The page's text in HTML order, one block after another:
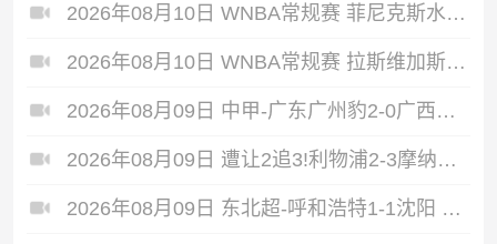
2026年08月10日 WNBA常规赛 菲尼克斯水星 75 - 95 华盛顿神秘人 全场集锦
2026年08月10日 WNBA常规赛 拉斯维加斯王牌 71 - 111 纽约自由人 全场集锦
2026年08月09日 中甲-广东广州豹2-0广西恒宸8分领跑 卡马拉传射若昂·卡洛斯破门
2026年08月09日 遭让2追3!利物浦2-3摩纳哥季前2连败 伊萨克维尔茨破门范戴克送点
2026年08月09日 东北超-呼和浩特1-1沈阳 沈阳队读秒完成绝平